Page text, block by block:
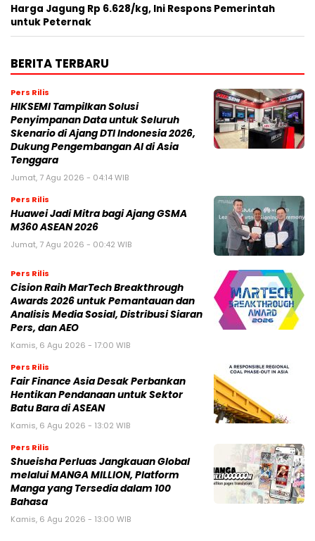
Harga Jagung Rp 6.628/kg, Ini Respons Pemerintah
untuk Peternak
BERITA TERBARU
Pers Rilis
HIKSEMI Tampilkan Solusi
Penyimpanan Data untuk Seluruh
Skenario di Ajang DTI Indonesia 2026,
Dukung Pengembangan AI di Asia
Tenggara
Jumat, 7 Agu 2026 - 04:14 WIB
Pers Rilis
Huawei Jadi Mitra bagi Ajang GSMA
M360 ASEAN 2026
Jumat, 7 Agu 2026 - 00:42 WIB
Pers Rilis
Cision Raih MarTech Breakthrough
Awards 2026 untuk Pemantauan dan
Analisis Media Sosial, Distribusi Siaran
Pers, dan AEO
Kamis, 6 Agu 2026 - 17:00 WIB
Pers Rilis
Fair Finance Asia Desak Perbankan
Hentikan Pendanaan untuk Sektor
Batu Bara di ASEAN
Kamis, 6 Agu 2026 - 13:02 WIB
Pers Rilis
Shueisha Perluas Jangkauan Global
melalui MANGA MILLION, Platform
Manga yang Tersedia dalam 100
Bahasa
Kamis, 6 Agu 2026 - 13:00 WIB